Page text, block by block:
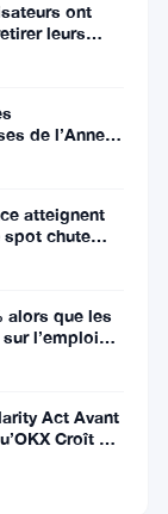
ont
leurs
de l’Annexe
atteignent
spot chute
alors que les
l’emploi
Act Avant
Croît en